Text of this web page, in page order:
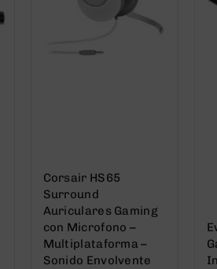
Corsair HS65
Surround
Auriculares Gaming
con Microfono –
Multiplataforma –
Sonido Envolvente